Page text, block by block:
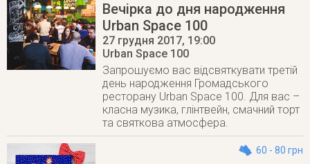
Вечірка до дня народження
Urban Space 100
27 грудня 2017, 19:00
Urban Space 100
Запрошуємо вас відсвяткувати третій
день народження Громадського
ресторану Urban Space 100. Для вас –
класна музика, глінтвейн, смачний торт
та святкова атмосфера.
60 - 80 грн